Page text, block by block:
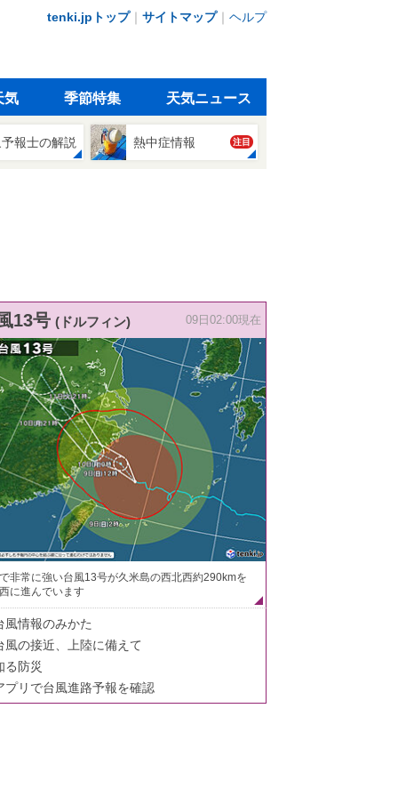
tenki.jpトップ｜ サイトマップ｜ ヘルプ
気 季節特集 天気ニュース
報士の解説 熱中症情報 注目
13号 (ドルフィン) 09日02:00現在
非常に強い台風13号が久米島の西北西約290kmを
に進んでいます
風情報のみかた
風の接近、上陸に備えて
る防災
プリで台風進路予報を確認